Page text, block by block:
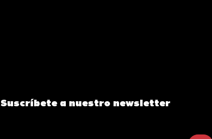
Suscríbete a nuestro newsletter